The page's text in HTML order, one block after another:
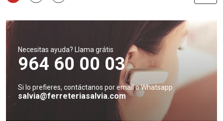
Necesitas ayuda? Llama grátis
964 60 00 03
Si lo prefieres, contáctanos por email o Whatsapp
salvia@ferreteriasalvia.com